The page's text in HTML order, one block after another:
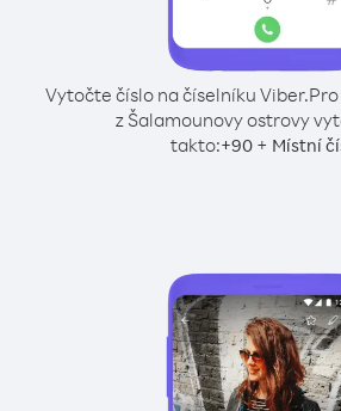
Vytočte číslo na číselníku Viber.
z Šalamounovy ostrovy
takto:+90 + Místní